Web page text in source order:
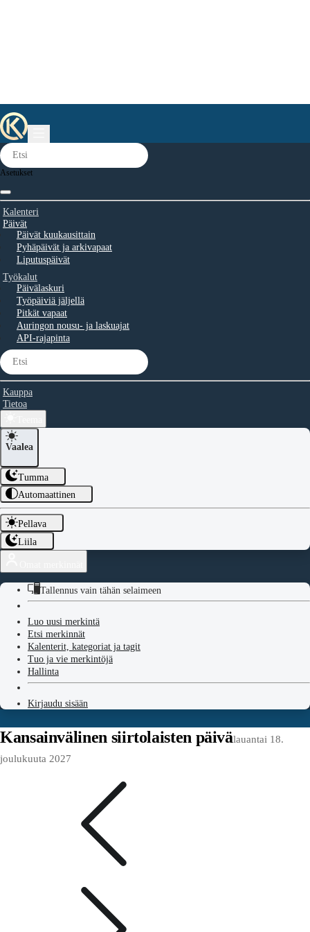
Asetukset
Kalenteri
Päivät
Päivät kuukausittain
Pyhäpäivät ja arkivapaat
Liputuspäivät
Työkalut
Päivälaskuri
Työpäiviä jäljellä
Pitkät vapaat
Auringon nousu- ja laskuajat
API-rajapinta
Kauppa
Tietoa
Vaalea
Tumma
Automaattinen
Pellava
Liila
Tallennus vain tähän selaimeen
Luo uusi merkintä
Etsi merkinnät
Kalenterit, kategoriat ja tagit
Tuo ja vie merkintöjä
Hallinta
Kirjaudu sisään
Kansainvälinen siirtolaisten päivälauantai 18.
joulukuuta 2027